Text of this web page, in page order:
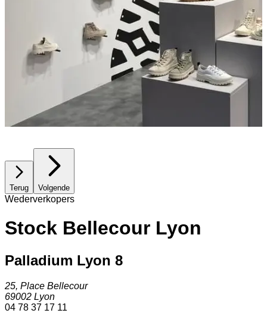
Terug Volgende
Wederverkopers
Stock Bellecour Lyon
Palladium Lyon 8
25, Place Bellecour
69002 Lyon
04 78 37 17 11